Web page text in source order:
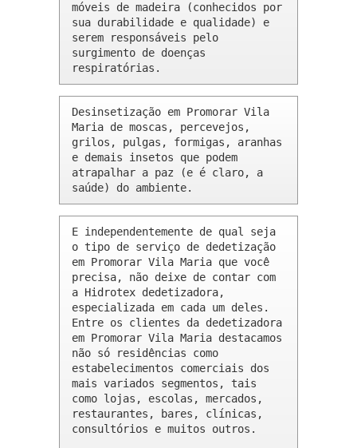
móveis de madeira (conhecidos por
sua durabilidade e qualidade) e
serem responsáveis pelo
surgimento de doenças
respiratórias.
Desinsetização em Promorar Vila
Maria de moscas, percevejos,
grilos, pulgas, formigas, aranhas
e demais insetos que podem
atrapalhar a paz (e é claro, a
saúde) do ambiente.
E independentemente de qual seja
o tipo de serviço de dedetização
em Promorar Vila Maria que você
precisa, não deixe de contar com
a Hidrotex dedetizadora,
especializada em cada um deles.
Entre os clientes da dedetizadora
em Promorar Vila Maria destacamos
não só residências como
estabelecimentos comerciais dos
mais variados segmentos, tais
como lojas, escolas, mercados,
restaurantes, bares, clínicas,
consultórios e muitos outros.